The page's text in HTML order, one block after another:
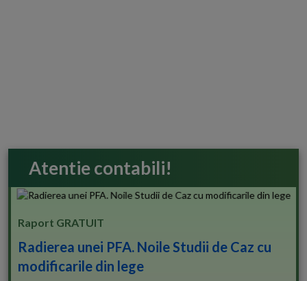
Atentie contabili!
Raport GRATUIT
Radierea unei PFA. Noile Studii de Caz cu
modificarile din lege